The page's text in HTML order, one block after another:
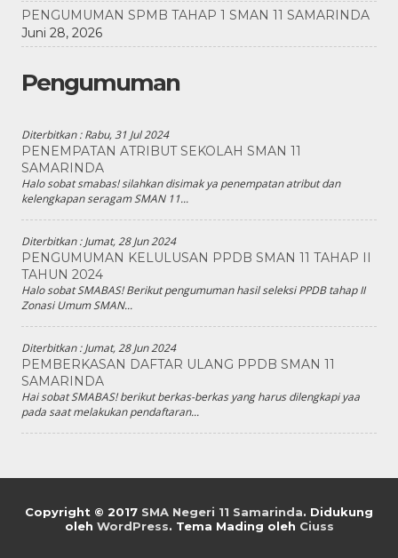
PENGUMUMAN SPMB TAHAP 1 SMAN 11 SAMARINDA
Juni 28, 2026
Pengumuman
Diterbitkan :Rabu, 31 Jul 2024
PENEMPATAN ATRIBUT SEKOLAH SMAN 11
SAMARINDA
Halo sobat smabas! silahkan disimak ya penempatan atribut dan
kelengkapan seragam SMAN 11...
Diterbitkan :Jumat, 28 Jun 2024
PENGUMUMAN KELULUSAN PPDB SMAN 11 TAHAP II
TAHUN 2024
Halo sobat SMABAS! Berikut pengumuman hasil seleksi PPDB tahap II
Zonasi Umum SMAN...
Diterbitkan :Jumat, 28 Jun 2024
PEMBERKASAN DAFTAR ULANG PPDB SMAN 11
SAMARINDA
Hai sobat SMABAS! berikut berkas-berkas yang harus dilengkapi yaa
pada saat melakukan pendaftaran...
Copyright © 2017 SMA Negeri 11 Samarinda. Didukung
oleh WordPress. Tema Mading oleh Ciuss